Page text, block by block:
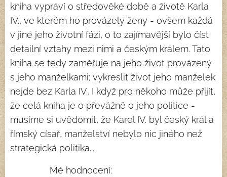
kniha vypráví o středověké době a životě Karla
IV., ve kterém ho provázely ženy - ovšem každá
v jiné jeho životní fázi, o to zajímavější bylo číst
detailní vztahy mezi nimi a českým králem. Tato
kniha se tedy zaměřuje na jeho život provázený
s jeho manželkami; vykreslit život jeho manželek
nejde bez Karla IV.. I když pro někoho může přijít,
že celá kniha je o převážně o jeho politice -
musíme si uvědomit, že Karel IV. byl český král a
římský císař, manželství nebylo nic jiného než
strategická politika...
Mé hodnocení: ⭐⭐⭐⭐⭐